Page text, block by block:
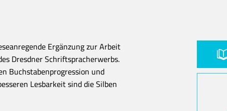
Ergänzung zur Arbeit
Dresdner Schriftspracherwerbs.
Buchstabenprogression und
Lesbarkeit sind die Silben